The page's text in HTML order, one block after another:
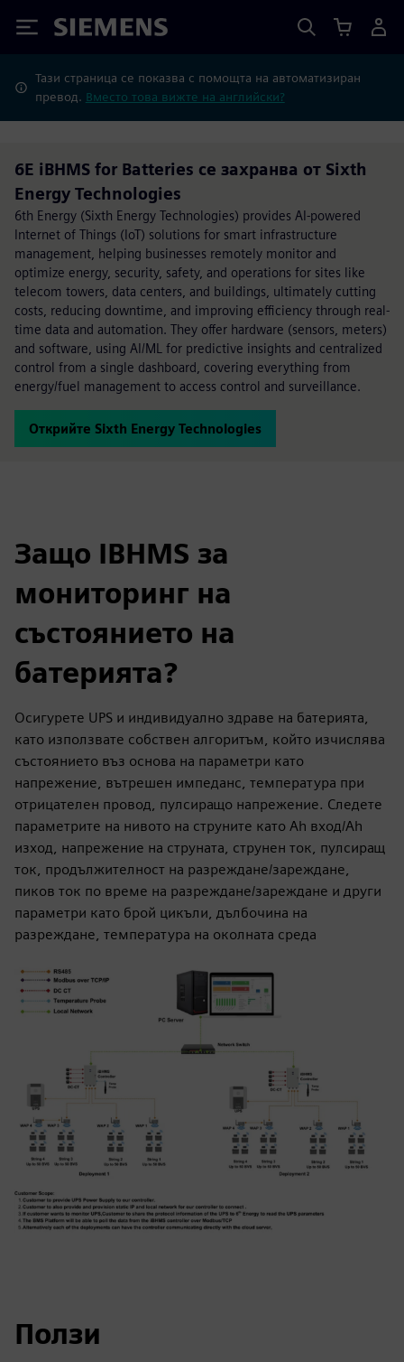
Siemens
Тази страница се показва с помощта на автоматизиран
превод. Вместо това вижте на английски?
6E iBHMS for Batteries се захранва от Sixth
Energy Technologies
6th Energy (Sixth Energy Technologies) provides AI-powered
Internet of Things (IoT) solutions for smart infrastructure
management, helping businesses remotely monitor and
optimize energy, security, safety, and operations for sites like
telecom towers, data centers, and buildings, ultimately cutting
costs, reducing downtime, and improving efficiency through real-
time data and automation. They offer hardware (sensors, meters)
and software, using AI/ML for predictive insights and centralized
control from a single dashboard, covering everything from
energy/fuel management to access control and surveillance.
Открийте Sixth Energy Technologies
Защо IBHMS за
мониторинг на
състоянието на
батерията?
Осигурете UPS и индивидуално здраве на батерията,
като използвате собствен алгоритъм, който изчислява
състоянието въз основа на параметри като
напрежение, вътрешен импеданс, температура при
отрицателен провод, пулсиращо напрежение. Следете
параметрите на нивото на струните като Ah вход/Ah
изход, напрежение на струната, струнен ток, пулсиращ
ток, продължителност на разреждане/зареждане,
пиков ток по време на разреждане/зареждане и други
параметри като брой цикъли, дълбочина на
разреждане, температура на околната среда
Ползи